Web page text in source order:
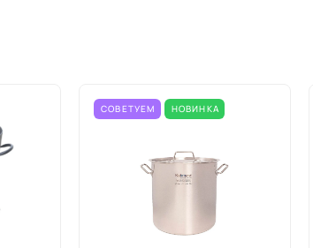
СОВЕТУЕМ НОВИНКА